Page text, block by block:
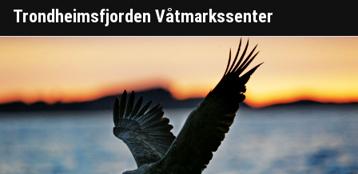
Trondheimsfjorden Våtmarkssenter